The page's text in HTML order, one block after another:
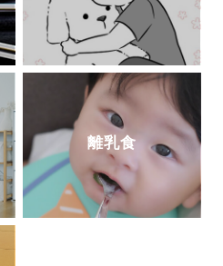
離乳食